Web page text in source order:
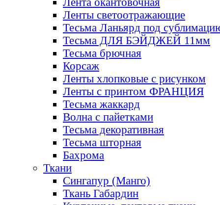
Ленты светоотражающие
Тесьма Ланьярд под
Тесьма ДЛЯ БЭЙДЖЕЙ 11мм
Тесьма брючная
Корсаж
Ленты хлопковые с рисунком
Ленты с принтом ФРАНЦИЯ
Тесьма жаккард
Волна с пайетками
Тесьма декоративная
Тесьма шторная
Бахрома
Ткани
Сингапур (Манго)
Ткань Габардин